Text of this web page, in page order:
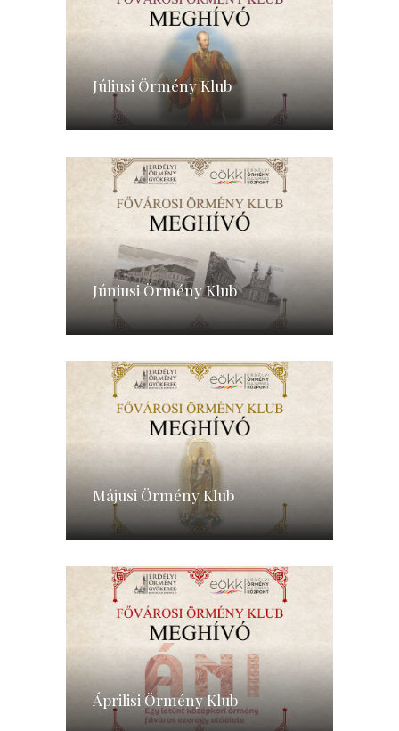
Júliusi Örmény Klub
Júniusi Örmény Klub
Májusi Örmény Klub
Áprilisi Örmény Klub